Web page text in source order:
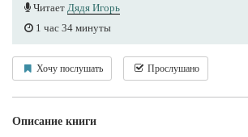
Читает Дядя Игорь
1 час 34 минуты
Хочу послушать Прослушано
Описание книги